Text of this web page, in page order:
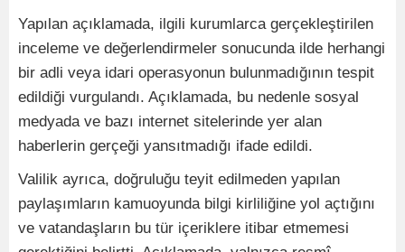
Yapılan açıklamada, ilgili kurumlarca gerçekleştirilen
inceleme ve değerlendirmeler sonucunda ilde herhangi
bir adli veya idari operasyonun bulunmadığının tespit
edildiği vurgulandı. Açıklamada, bu nedenle sosyal
medyada ve bazı internet sitelerinde yer alan
haberlerin gerçeği yansıtmadığı ifade edildi.
Valilik ayrıca, doğruluğu teyit edilmeden yapılan
paylaşımların kamuoyunda bilgi kirliliğine yol açtığını
ve vatandaşların bu tür içeriklere itibar etmemesi